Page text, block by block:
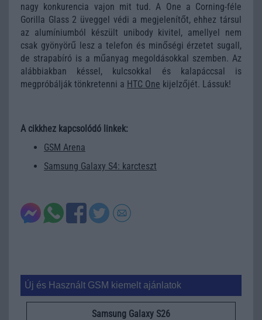
nagy konkurencia vajon mit tud. A One a Corning-féle
Gorilla Glass 2 üveggel védi a megjelenítőt, ehhez társul
az alumíniumból készült unibody kivitel, amellyel nem
csak gyönyörű lesz a telefon és minőségi érzetet sugall,
de strapabíró is a műanyag megoldásokkal szemben. Az
alábbiakban késsel, kulcsokkal és kalapáccsal is
megpróbálják tönkretenni a HTC One kijelzőjét. Lássuk!
A cikkhez kapcsolódó linkek:
GSM Arena
Samsung Galaxy S4: karcteszt
Új és Használt GSM kiemelt ajánlatok
Samsung Galaxy S26